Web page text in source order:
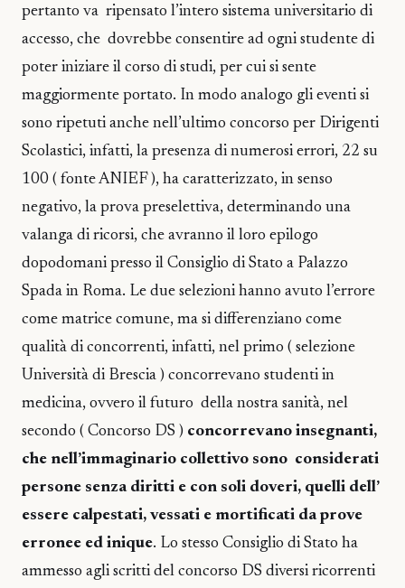
pertanto va ripensato l’intero sistema universitario di
accesso, che dovrebbe consentire ad ogni studente di
poter iniziare il corso di studi, per cui si sente
maggiormente portato. In modo analogo gli eventi si
sono ripetuti anche nell’ultimo concorso per Dirigenti
Scolastici, infatti, la presenza di numerosi errori, 22 su
100 ( fonte ANIEF ), ha caratterizzato, in senso
negativo, la prova preselettiva, determinando una
valanga di ricorsi, che avranno il loro epilogo
dopodomani presso il Consiglio di Stato a Palazzo
Spada in Roma. Le due selezioni hanno avuto l’errore
come matrice comune, ma si differenziano come
qualità di concorrenti, infatti, nel primo ( selezione
Università di Brescia ) concorrevano studenti in
medicina, ovvero il futuro della nostra sanità, nel
secondo ( Concorso DS ) concorrevano insegnanti,
che nell’immaginario collettivo sono considerati
persone senza diritti e con soli doveri, quelli dell’
essere calpestati, vessati e mortificati da prove
erronee ed inique. Lo stesso Consiglio di Stato ha
ammesso agli scritti del concorso DS diversi ricorrenti